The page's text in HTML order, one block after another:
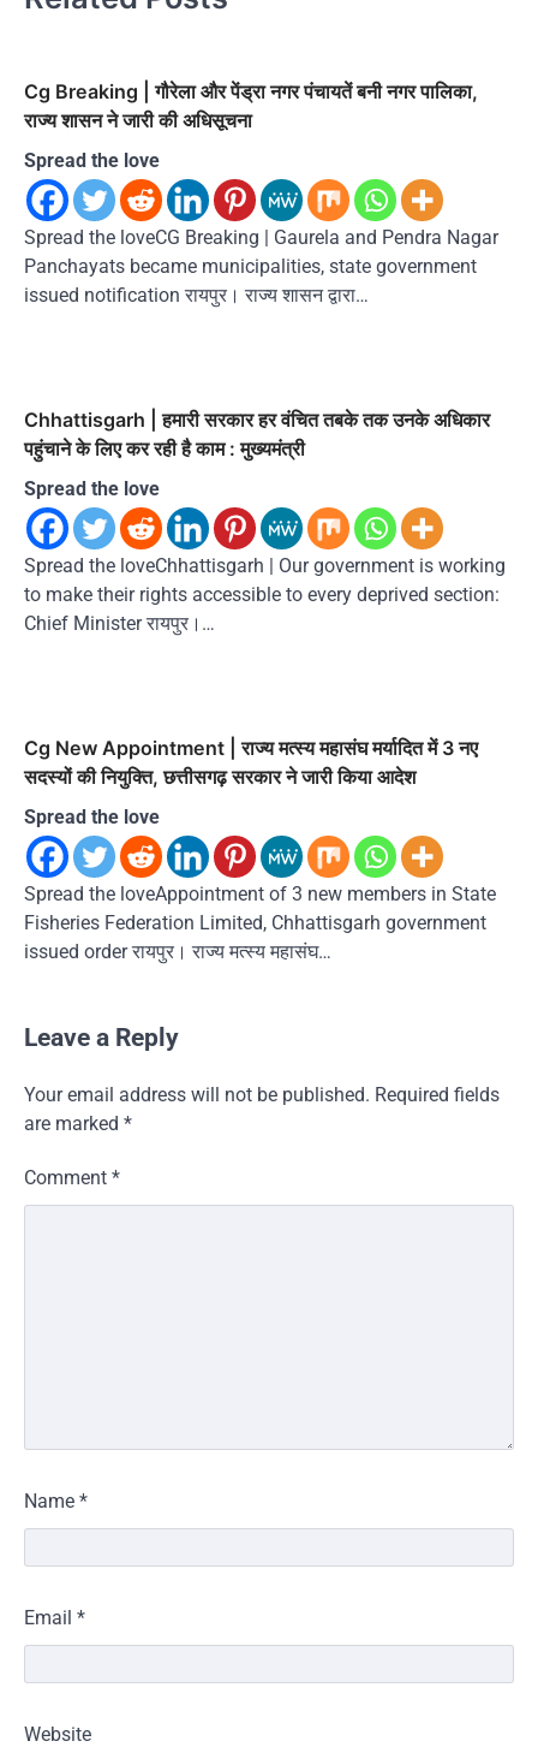
Cg Breaking | गौरेला और पेंड्रा नगर पंचायतें बनी नगर पालिका,
राज्य शासन ने जारी की अधिसूचना
Spread the love
Spread the loveCG Breaking | Gaurela and Pendra Nagar
Panchayats became municipalities, state government
issued notification रायपुर। राज्य शासन द्वारा…
Chhattisgarh | हमारी सरकार हर वंचित तबके तक उनके अधिकार
पहुंचाने के लिए कर रही है काम : मुख्यमंत्री
Spread the love
Spread the loveChhattisgarh | Our government is working
to make their rights accessible to every deprived section:
Chief Minister रायपुर।…
Cg New Appointment | राज्य मत्स्य महासंघ मर्यादित में 3 नए
सदस्यों की नियुक्ति, छत्तीसगढ़ सरकार ने जारी किया आदेश
Spread the love
Spread the loveAppointment of 3 new members in State
Fisheries Federation Limited, Chhattisgarh government
issued order रायपुर। राज्य मत्स्य महासंघ…
Leave a Reply
Your email address will not be published. Required fields
are marked *
Comment *
Name *
Email *
Website